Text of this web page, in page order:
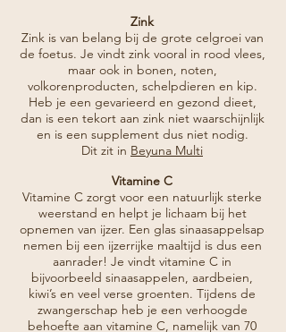
Zink
Zink is van belang bij de grote celgroei van
de foetus. Je vindt zink vooral in rood vlees,
maar ook in bonen, noten,
volkorenproducten, schelpdieren en kip.
Heb je een gevarieerd en gezond dieet,
dan is een tekort aan zink niet waarschijnlijk
en is een supplement dus niet nodig.
Dit zit in Beyuna Multi
Vitamine C
Vitamine C zorgt voor een natuurlijk sterke
weerstand en helpt je lichaam bij het
opnemen van ijzer. Een glas sinaasappelsap
nemen bij een ijzerrijke maaltijd is dus een
aanrader! Je vindt vitamine C in
bijvoorbeeld sinaasappelen, aardbeien,
kiwi’s en veel verse groenten. Tijdens de
zwangerschap heb je een verhoogde
behoefte aan vitamine C, namelijk van 70